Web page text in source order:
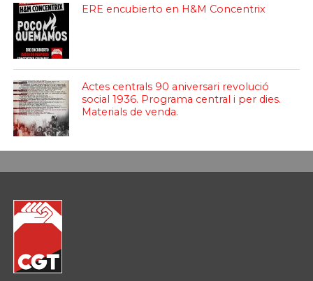
ERE encubierto en H&M Concentrix
Actes centrals 90 aniversari revolució
social 1936. Programa central i per dies.
Materials de venda.